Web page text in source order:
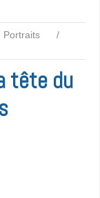
Portraits
/
tête du